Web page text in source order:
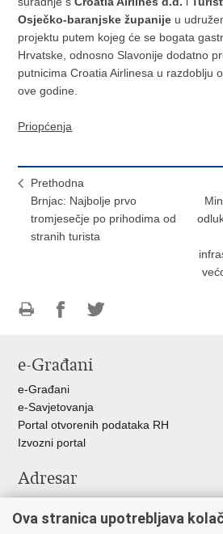
Osječko-baranjske županije u
projektu putem kojeg će se bogata
Hrvatske, odnosno Slavonije dodatno
putnicima Croatia Airlinesa u razdoblju
ove godine.
Priopćenja
Prethodna
Brnjac: Najbolje prvo
tromjesečje po prihodima od
stranih turista
FacebookuTwitteru
e-Građani
e-Građani
e-Savjetovanja
Portal otvorenih podataka RH
Izvozni portal
Adresar
Adresar tijela javne vlasti
Ova stranica upotrebljava